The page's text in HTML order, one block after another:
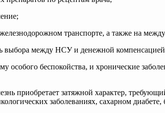
транспорте, а также на
выбора между НСУ и денежной
особого беспокойства, и хронические
приобретает затяжной характер,
заболеваниях, сахарном